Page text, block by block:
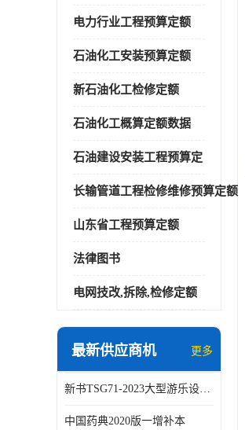
电力行业工程预算定额
石油化工安装预算定额
新石油化工检修定额
石油化工概算定额数据
石油建设安装工程预算定
长输管道工程检修维修预算定额
山东省工程预算定额
法律图书
电网技改,拆除,检修定额
最新供应商机 更多
新书TSG71-2023大型游乐设施安全技术规程
中国药典2020版一增补本